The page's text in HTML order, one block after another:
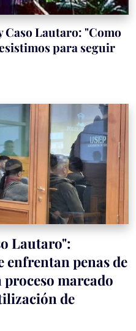
Lautaro: "Como
para seguir
Lautaro":
enfrentan penas de
proceso marcado
de